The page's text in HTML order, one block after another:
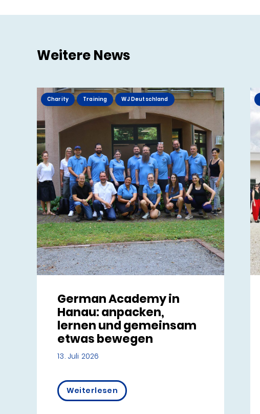
Weitere News
Charity Training WJ Deutschland
German Academy in
Hanau: anpacken,
lernen und gemeinsam
etwas bewegen
13. Juli 2026
Weiterlesen